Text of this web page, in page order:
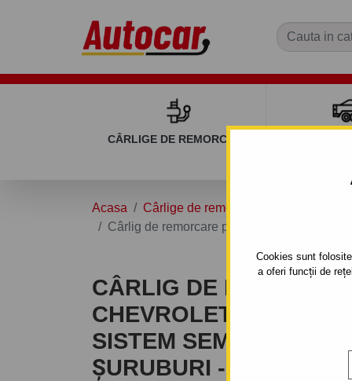
Cookies sunt
a oferi funcții de
CÂRLIGE DE REMORCARE
Acasa Cârlige de remorcare
Cârlig de remorcare pentru CHEVROLET
CÂRLIG DE
CHEVROLET CAPTIVA
SISTEM
ŞURUBURI - DIN 2006-